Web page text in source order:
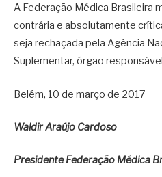
A Federação Médica Brasileira
contrária e absolutamente
seja rechaçada pela Agência
Suplementar, órgão
Belém, 10 de março de 2017
Waldir Araújo Cardoso
Presidente Federação Médica